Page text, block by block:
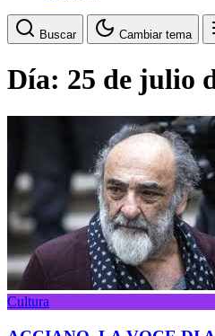
Buscar Cambiar tema
Día: 25 de julio
Cultura